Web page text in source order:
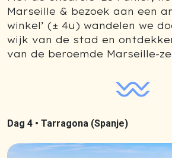
Marseille & bezoek aan een
winkel’ (± 4u) wandelen we
wijk van de stad en
van de beroemde Marseille-
Dag 4 • Tarragona (Spanje)